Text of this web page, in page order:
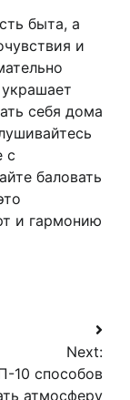
быта, а
и
себя дома
с
баловать
и гармонию
Next:
10 способов
атмосферу